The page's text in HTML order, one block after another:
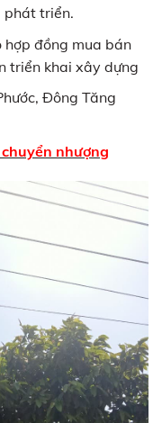
phát triển.
hợp đồng mua bán
triển khai xây dựng
Đông Tăng
nhượng